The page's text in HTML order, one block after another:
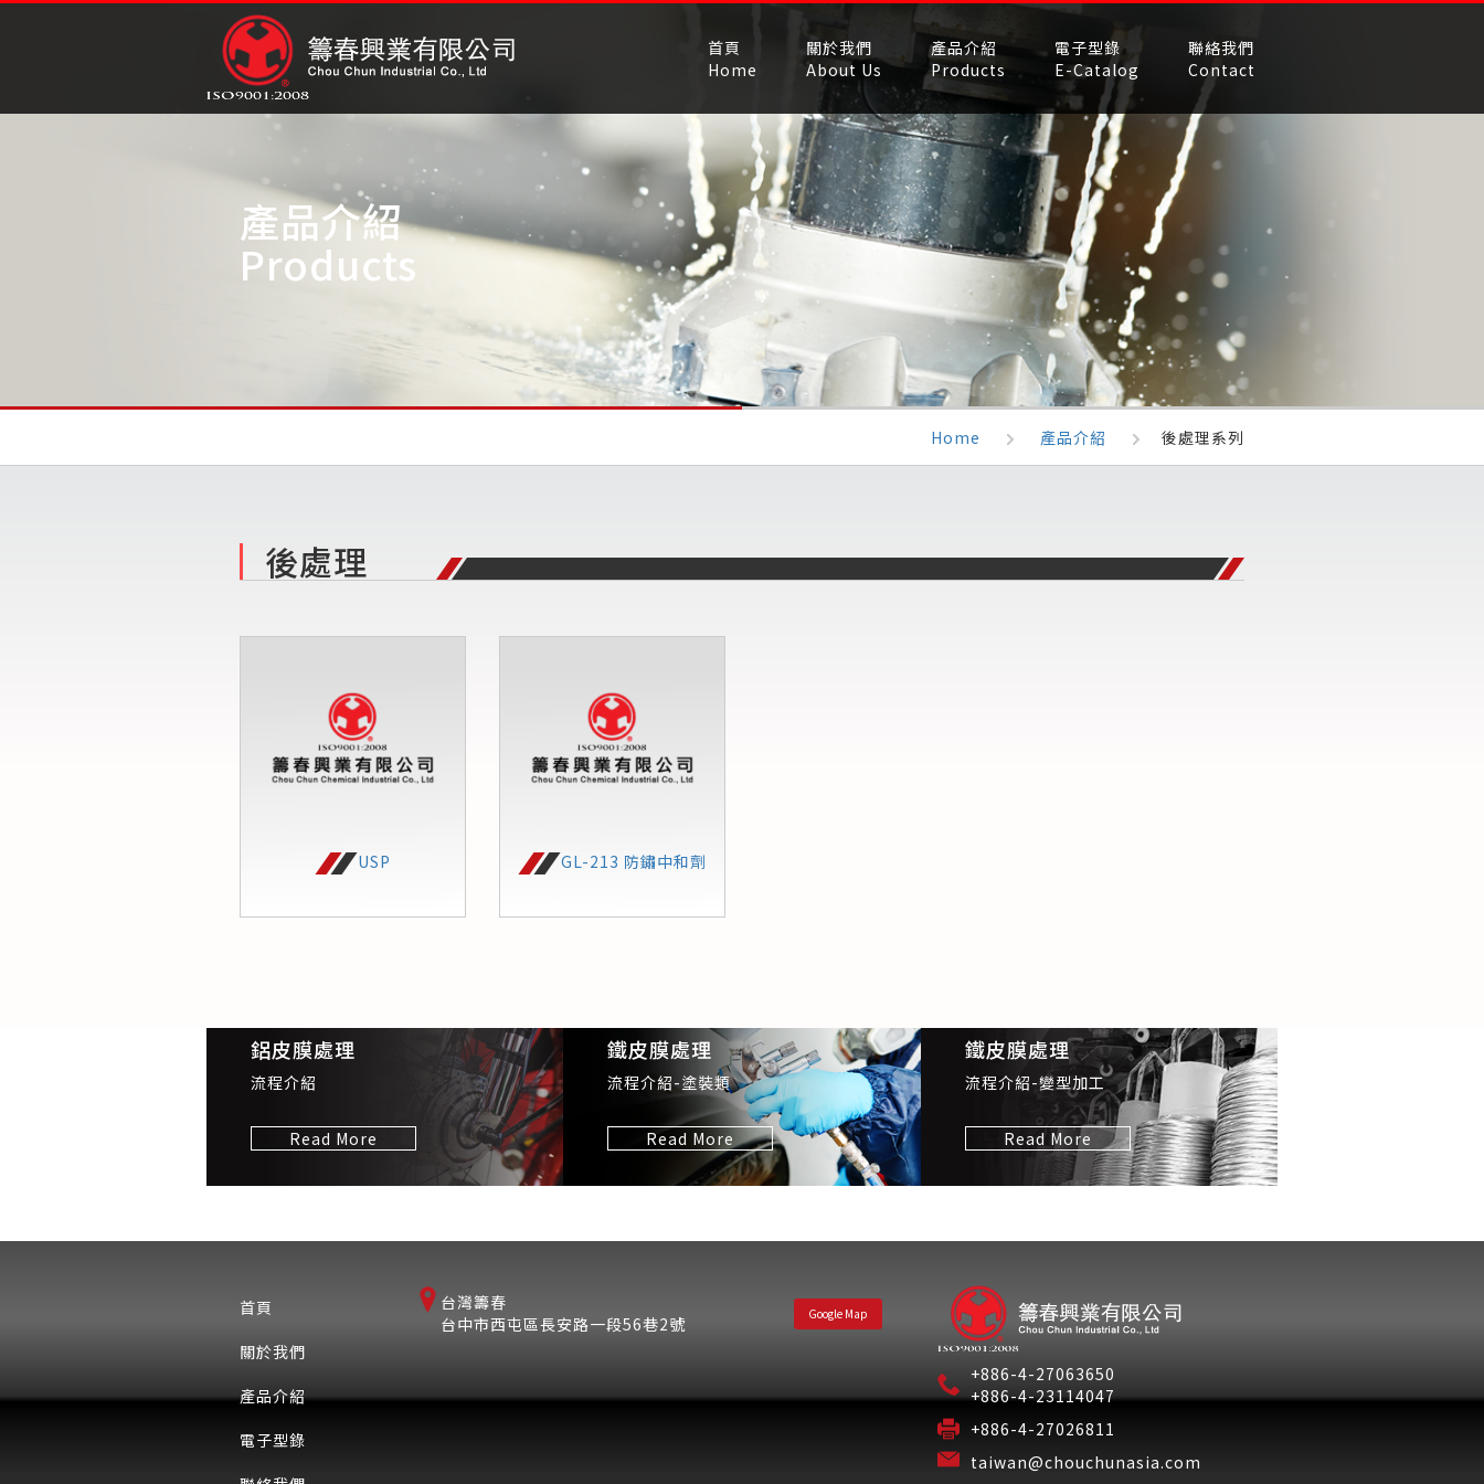
首頁
Home
關於我們
About Us
產品介紹
Products
電子型錄
E-Catalog
聯絡我們
Contact
產品介紹
Products
Home 產品介紹 後處理系列
後處理
USP GL-213 防鏽中和劑
鋁皮膜處理
流程介紹
Read More
鐵皮膜處理
流程介紹-塗裝類
Read More
鐵皮膜處理
流程介紹-變型加工
Read More
首頁
關於我們
產品介紹
電子型錄
Google Map
台灣籌春
台中市西屯區長安路一段56巷2號
+886-4-27063650
+886-4-23114047
+886-4-27026811
taiwan@chouchunasia.com